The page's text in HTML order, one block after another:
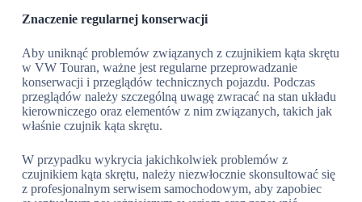
Znaczenie regularnej konserwacji
Aby uniknąć problemów związanych z czujnikiem kąta skrętu
w VW Touran, ważne jest regularne przeprowadzanie
konserwacji i przeglądów technicznych pojazdu. Podczas
przeglądów należy szczególną uwagę zwracać na stan układu
kierowniczego oraz elementów z nim związanych, takich jak
właśnie czujnik kąta skrętu.
W przypadku wykrycia jakichkolwiek problemów z
czujnikiem kąta skrętu, należy niezwłocznie skonsultować się
z profesjonalnym serwisem samochodowym, aby zapobiec